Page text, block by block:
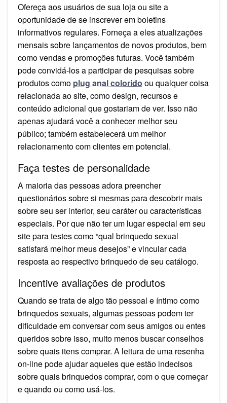
Ofereça aos usuários de sua loja ou site a
oportunidade de se inscrever em boletins
informativos regulares. Forneça a eles atualizações
mensais sobre lançamentos de novos produtos, bem
como vendas e promoções futuras. Você também
pode convidá-los a participar de pesquisas sobre
produtos como plug anal colorido ou qualquer coisa
relacionada ao site, como design, recursos e
conteúdo adicional que gostariam de ver. Isso não
apenas ajudará você a conhecer melhor seu
público; também estabelecerá um melhor
relacionamento com clientes em potencial.
Faça testes de personalidade
A maioria das pessoas adora preencher
questionários sobre si mesmas para descobrir mais
sobre seu ser interior, seu caráter ou características
especiais. Por que não ter um lugar especial em seu
site para testes como “qual brinquedo sexual
satisfará melhor meus desejos” e vincular cada
resposta ao respectivo brinquedo de seu catálogo.
Incentive avaliações de produtos
Quando se trata de algo tão pessoal e íntimo como
brinquedos sexuais, algumas pessoas podem ter
dificuldade em conversar com seus amigos ou entes
queridos sobre isso, muito menos buscar conselhos
sobre quais itens comprar. A leitura de uma resenha
on-line pode ajudar aqueles que estão indecisos
sobre quais brinquedos comprar, com o que começar
e quando ou como usá-los.